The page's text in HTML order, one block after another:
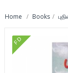
Home Books
FD